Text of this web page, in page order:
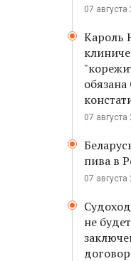
07
Кароль
07
пива в
07
не